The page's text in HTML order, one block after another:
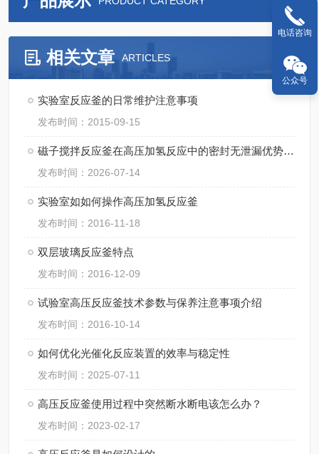
相关文章 ARTICLES
实验室反应釜的日常维护注意事项
发布时间：2015-09-15
磁子搅拌反应釜在高压加氢反应中的密封无泄漏优势与应用
发布时间：2026-07-14
实验室如如何操作高压加氢反应釜
发布时间：2016-11-18
双层玻璃反应釜特点
发布时间：2016-12-09
试验室高压反应釜技术参数与保养注意事项介绍
发布时间：2016-10-14
如何优化光催化反应装置的效率与稳定性
发布时间：2025-07-11
高压反应釜使用过程中突然断水断电该怎么办？
发布时间：2023-02-17
电话咨询
公众号